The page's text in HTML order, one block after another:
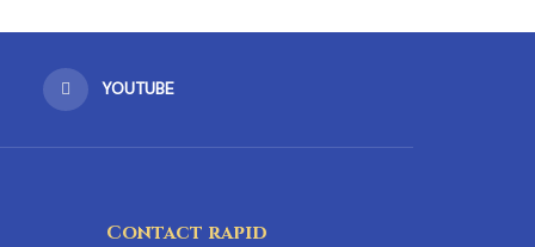
YOUTUBE
Contact rapid